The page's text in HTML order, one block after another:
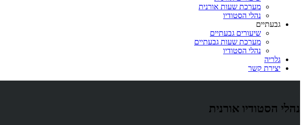
מערכת שעות אורנית
נהלי הסטודיו
גבעתיים
שיעורים גבעתיים
מערכת שעות גבעתיים
נהלי הסטודיו
גלריה
יצירת קשר
נהלי הסטודיו אורנית